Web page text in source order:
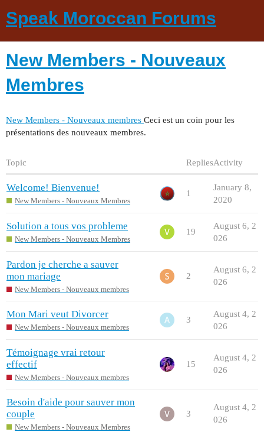
Speak Moroccan Forums
New Members - Nouveaux
Membres
New Members - Nouveaux membres Ceci est un coin pour les
présentations des nouveaux membres.
Topic RepliesActivity
Welcome! Bienvenue!
New Members - Nouveaux Membres
1
January 8,
2020
Solution a tous vos probleme
New Members - Nouveaux Membres
19
August 6, 2
026
Pardon je cherche a sauver
mon mariage
New Members - Nouveaux membres
2
August 6, 2
026
Mon Mari veut Divorcer
New Members - Nouveaux membres
3
August 4, 2
026
Témoignage vrai retour
effectif
New Members - Nouveaux membres
15
August 4, 2
026
Besoin d'aide pour sauver mon
couple
New Members - Nouveaux Membres
3
August 4, 2
026